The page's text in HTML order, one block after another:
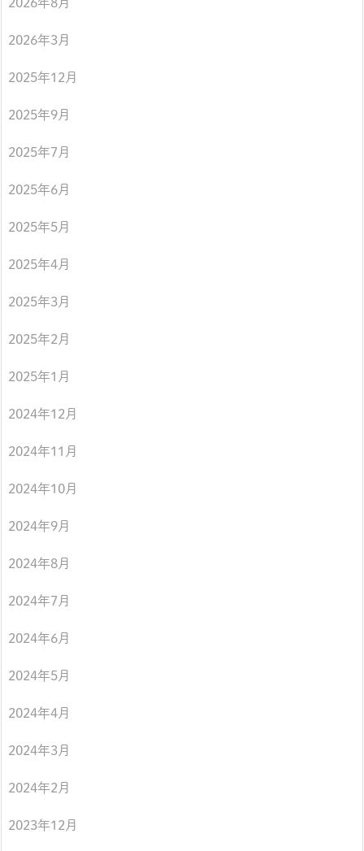
2026年8月
2026年3月
2025年12月
2025年9月
2025年7月
2025年6月
2025年5月
2025年4月
2025年3月
2025年2月
2025年1月
2024年12月
2024年11月
2024年10月
2024年9月
2024年8月
2024年7月
2024年6月
2024年5月
2024年4月
2024年3月
2024年2月
2023年12月